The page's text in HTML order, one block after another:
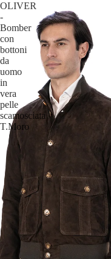
OLIVER
-
Bomber
con
bottoni
da
uomo
in
vera
pelle
scamosciata
T.Moro